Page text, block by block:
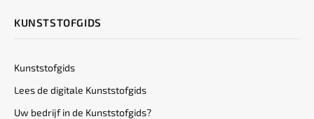
KUNSTSTOFGIDS
Kunststofgids
Lees de digitale Kunststofgids
Uw bedrijf in de Kunststofgids?